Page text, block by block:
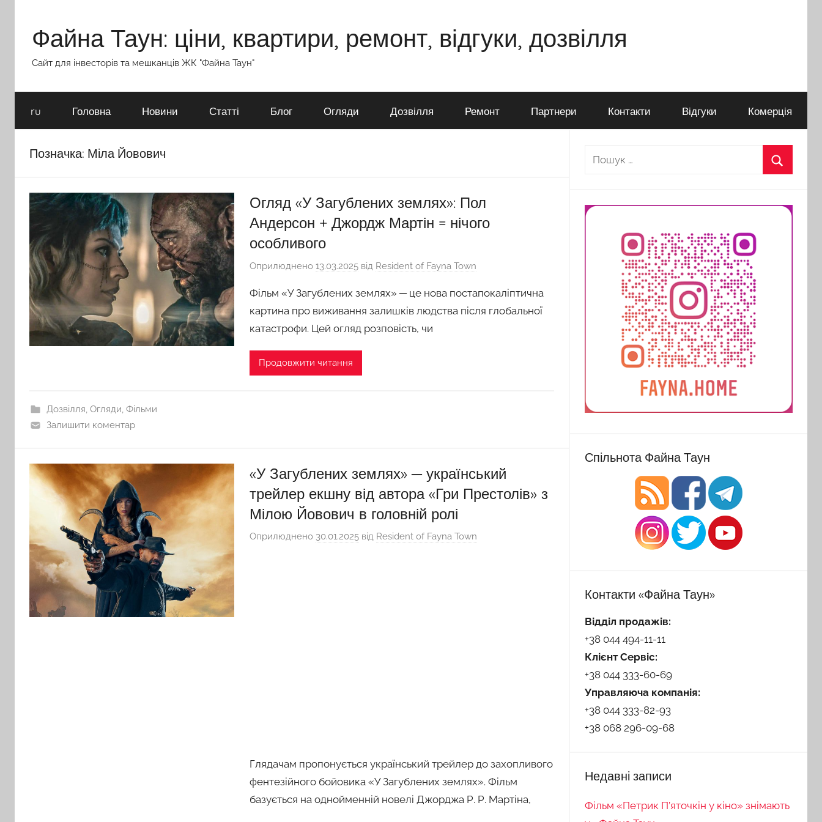
вмістуФайна Таун: ціни, квартири, ремонт, відгуки, дозвілля
Сайт для інвесторів та мешканців ЖК "Файна Таун"
ru Головна Новини Статті Блог Огляди Дозвілля Ремонт Партнери Контакти Відгуки Комерція
Позначка: Міла Йовович
Огляд «У Загублених землях»: Пол
Андерсон + Джордж Мартін = нічого
особливого
Оприлюднено13.03.2025 від Resident of Fayna Town
Фільм «У Загублених землях» ─ це нова постапокаліптична
картина про виживання залишків людства після глобальної
катастрофи. Цей огляд розповість, чи
Продовжити читання
Дозвілля, Огляди, Фільми
Залишити коментар
«У Загублених землях» ─ український
трейлер екшну від автора «Гри Престолів» з
Мілою Йовович в головній ролі
Оприлюднено 30.01.2025 від Resident of Fayna Town
Глядачам пропонується український трейлер до захопливого
фентезійного бойовика «У Загублених землях». Фільм
базується на однойменній новелі Джорджа Р. Р. Мартіна,
Пошук:
Спільнота Файна Таун
Контакти «Файна Таун»
Відділ продажів:
+38 044 494-11-11
Клієнт Сервіс:
+38 044 333-60-69
Управляюча компанія:
+38 044 333-82-93
+38 068 296-09-68
Недавні записи
Фільм «Петрик П’яточкін у кіно» знімають